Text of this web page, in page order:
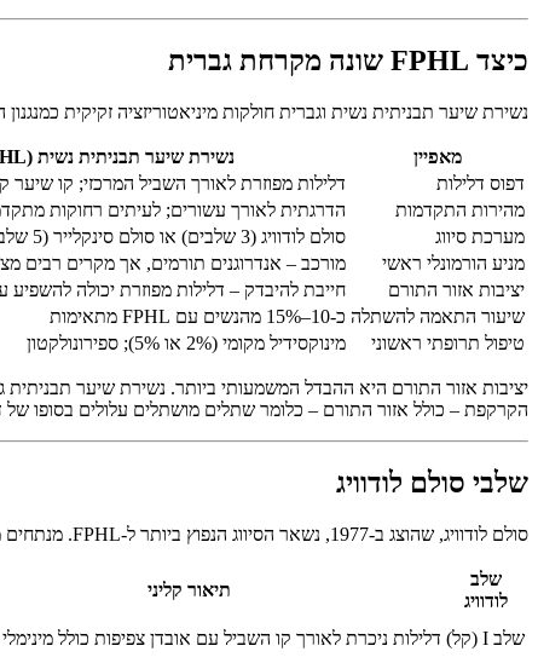
כיצד FPHL שונה מקרחת גברית
נשירת שיער תבניתית נשית וגברית חולקות מיניאטוריזציה זקיקית
מאפיין נשירת שיער תבניתית נשית (FPHL)
דפוס דלילות
דלילות מפוזרת לאורך השביל המרכזי; קו שיער
מהירות התקדמות
הדרגתית לאורך עשורים; לעיתים רחוקות
מערכת סיווג
סולם לודוויג (3 שלבים) או סולם סינקלייר (5 שלבים)
מניע הורמונלי ראשי
מורכב – אנדרוגנים תורמים, אך מקרים רבים
יציבות אזור התורם
חייבת להיבדק – דלילות מפוזרת יכולה להשפיע
שיעור התאמה להשתלה כ-10–15% מהנשים עם FPHL מתאימות
טיפול תרופתי ראשוני
מינוקסידיל מקומי (2% או 5%); ספירונולקטון
הקרקפת – כולל אזור התורם – כלומר שתלים מושתלים עלולים בסופו של
שלבי סולם לודוויג
סולם לודוויג, שהוצג ב-1977, נשאר הסיווג הנפוץ ביותר ל-FPHL. מנתחים משתמשים בו לצד הערכה טריכוסקופית ובדיקות דם לקביעת מסלולי טיפול והתאמה להשתלה.
שלב
לודוויג
תיאור קליני
שלב I (קל) דלילות ניכרת לאורך קו השביל עם אובדן צפיפות כולל מינימלי